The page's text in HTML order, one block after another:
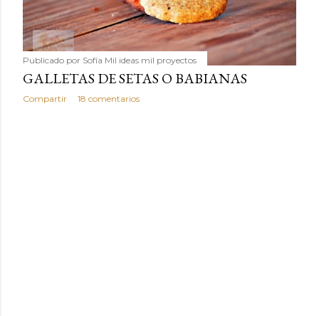
Publicado por Sofía Mil ideas mil proyectos
GALLETAS DE SETAS O BABIANAS
Compartir 18 comentarios